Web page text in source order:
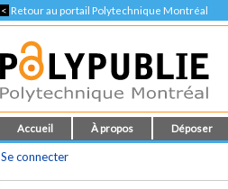
< Retour au portail Polytechnique Montréal
Accueil À propos Déposer
Se connecter